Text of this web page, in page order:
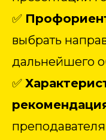
✅
выбрать
дальнейшего
✅
преподавателя